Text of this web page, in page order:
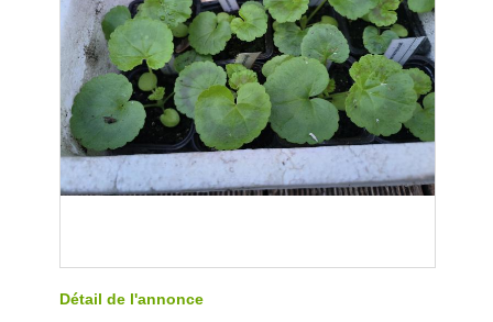
Détail de l'annonce